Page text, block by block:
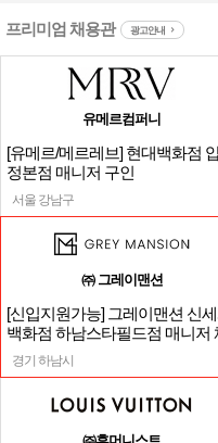
프리미엄 채용관 광고안내
유메르컴퍼니
[유메르/메르레브] 현대백화점
정본점 매니저 구인
서울 강남구
㈜ 그레이맨션
[신입지원가능] 그레이맨션 신
백화점 하남스타필드점 매니저
용
경기 하남시
㈜휴머니스트